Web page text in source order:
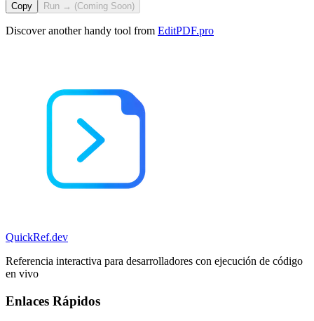
Copy Run → (Coming Soon)
Discover another handy tool from EditPDF.pro
QuickRef.dev
Referencia interactiva para desarrolladores con ejecución de código
en vivo
Enlaces Rápidos